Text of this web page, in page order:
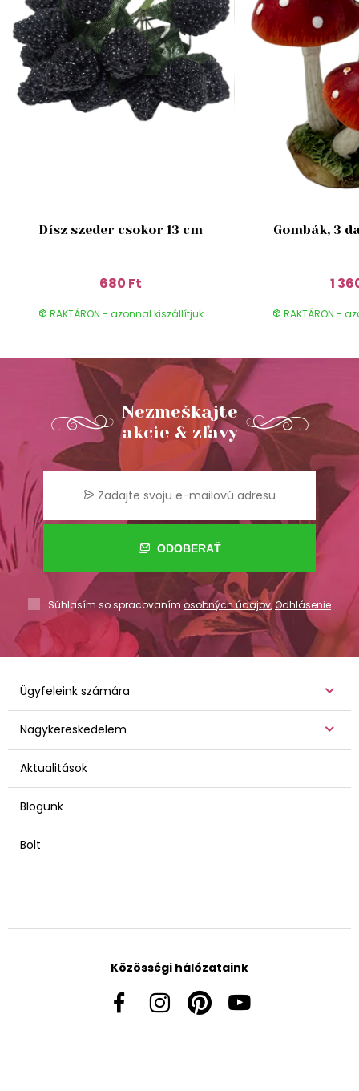
Dísz szeder csokor 13 cm
680 Ft
RAKTÁRON - azonnal kiszállítjuk
Gombák, 3
1
RAKTÁRON -
Nezmeškajte
akcie & zľavy
ODOBERAŤ
Súhlasím so spracovaním osobných údajov,Odhlásenie
Ügyfeleink számára
Nagykereskedelem
Aktualitások
Blogunk
Bolt
Közösségi hálózataink